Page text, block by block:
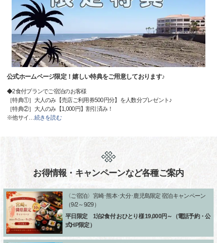
公式ホームページ限定！嬉しい特典をご用意しております♪
◆2食付プランでご宿泊のお客様
［特典①］大人のみ【売店ご利用券500円分】を人数分プレゼント♪
［特典②］大人のみ【1,000円】割引済み！
※他サイ…続きを読む
お得情報・キャンペーンなど各種ご案内
〈ご宿泊〉宮崎･熊本･大分･鹿児島限定 宿泊キャンペーン
（9/2～9/29）
平日限定 1泊2食付 おひとり様 19,000円～（電話予約・公
式HP限定）